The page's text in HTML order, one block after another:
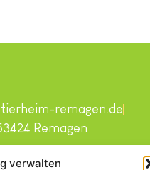
verwaltenvorbehalten.
remagen.de
Remagen